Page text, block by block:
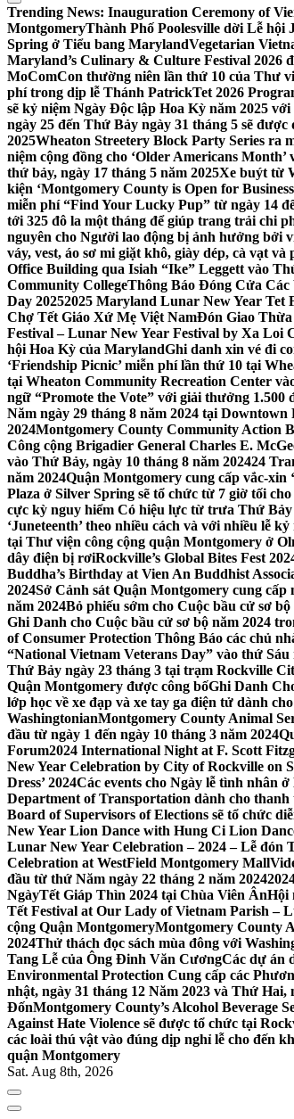
Trending News: Inauguration Ceremony of
MontgomeryThành Phố Poolesville dời Lễ hội
Spring ở Tiểu bang MarylandVegetarian
Maryland’s Culinary & Culture Festival 2026
MoComCon thường niên lần thứ 10 của Thư
phí trong dịp lễ Thánh PatrickTet 2026
sẽ kỷ niệm Ngày Độc lập Hoa Kỳ năm 2025
ngày 25 đến Thứ Bảy ngày 31 tháng 5 sẽ
2025Wheaton Streetery Block Party Series ra
niệm cộng đồng cho ‘Older Americans
thứ bảy, ngày 17 tháng 5 năm 2025Xe buýt từ
kiện ‘Montgomery County is Open for
miễn phí “Find Your Lucky Pup” từ ngày 14
tới 325 đô la một tháng để giúp trang trải chi
nguyên cho Người lao động bị ảnh hưởng bởi
váy, vest, áo sơ mi giặt khô, giày dép, cà vạt
Office Building qua Isiah “Ike” Leggett vào
Community CollegeThông Báo Đóng Cửa
Day 20252025 Maryland Lunar New Year Tet
Chợ Tết Giáo Xứ Mẹ Việt NamĐón Giao Thừa
Festival – Lunar New Year Festival by Xa Loi
hội Hoa Kỳ của MarylandGhi danh xin vé đi
‘Friendship Picnic’ miễn phí lần thứ 10 tại
tại Wheaton Community Recreation Center
ngữ “Promote the Vote” với giải thưởng
Năm ngày 29 tháng 8 năm 2024 tại Downtown
2024Montgomery County Community Action
Công cộng Brigadier General Charles E.
vào Thứ Bảy, ngày 10 tháng 8 năm 202424
năm 2024Quận Montgomery cung cấp vắc-xin
Plaza ở Silver Spring sẽ tổ chức từ 7 giờ tối
cực kỳ nguy hiểm Có hiệu lực từ trưa Thứ Bảy
‘Juneteenth’ theo nhiều cách và với nhiều lễ
tại Thư viện công cộng quận Montgomery ở
dây điện bị rơiRockville’s Global Bites Fest
Buddha’s Birthday at Vien An Buddhist
2024Sở Cảnh sát Quận Montgomery cung
năm 2024Bỏ phiếu sớm cho Cuộc bầu cử sơ
Ghi Danh cho Cuộc bầu cử sơ bộ năm 2024
of Consumer Protection Thông Báo các chủ
“National Vietnam Veterans Day” vào thứ
Thứ Bảy ngày 23 tháng 3 tại trạm Rockville
Quận Montgomery được công bốGhi Danh
lớp học về xe đạp và xe tay ga điện tử dành
WashingtonianMontgomery County Animal
đầu từ ngày 1 đến ngày 10 tháng 3 năm 2024
Forum2024 International Night at F. Scott
New Year Celebration by City of Rockville on
Dress’ 2024Các events cho Ngày lễ tình nhân
Department of Transportation dành cho thanh
Board of Supervisors of Elections sẽ tổ chức
New Year Lion Dance with Hung Ci Lion
Lunar New Year Celebration – 2024 – Lễ đón
Celebration at WestField Montgomery Mall
đầu từ thứ Năm ngày 22 tháng 2 năm 2024
NgàyTết Giáp Thìn 2024 tại Chùa Viên ÂnHội
Tết Festival at Our Lady of Vietnam Parish –
cộng Quận MontgomeryMontgomery County
2024Thử thách đọc sách mùa đông với
Tang Lễ của Ông Đinh Văn CươngCác dự án
Environmental Protection Cung cấp các
nhật, ngày 31 tháng 12 Năm 2023 và Thứ Hai,
ĐốnMontgomery County’s Alcohol Beverage
Against Hate Violence sẽ được tổ chức tại
các loài thú vật vào đúng dịp nghỉ lễ cho đến
quận Montgomery
Sat. Aug 8th, 2026